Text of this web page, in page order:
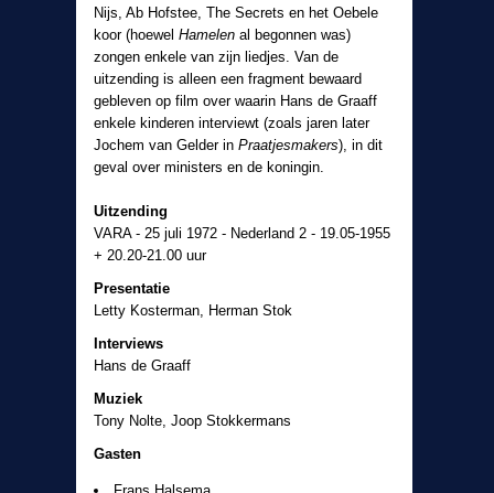
Nijs, Ab Hofstee, The Secrets en het Oebele
koor (hoewel Hamelen al begonnen was)
zongen enkele van zijn liedjes. Van de
uitzending is alleen een fragment bewaard
gebleven op film over waarin Hans de Graaff
enkele kinderen interviewt (zoals jaren later
Jochem van Gelder in Praatjesmakers), in dit
geval over ministers en de koningin.
Uitzending
VARA - 25 juli 1972 - Nederland 2 - 19.05-1955
+ 20.20-21.00 uur
Presentatie
Letty Kosterman, Herman Stok
Interviews
Hans de Graaff
Muziek
Tony Nolte, Joop Stokkermans
Gasten